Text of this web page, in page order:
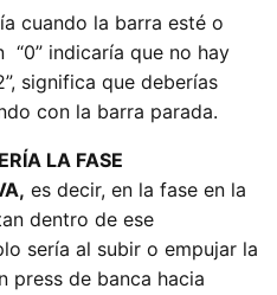
cuando la barra esté o
“0” indicaría que no hay
significa que deberías
con la barra parada.
LA FASE
es decir, en la fase en la
dentro de ese
sería al subir o empujar la
press de banca hacia